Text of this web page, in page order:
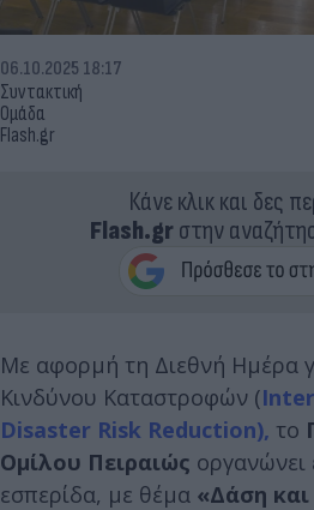
Συντακτική
Ομάδα
Flash.gr
06.10.2025 18:17
Κάνε κλικ και δες
Flash.grστην
Με αφορμή τη Διεθνή Ημέρα
Κινδύνου Καταστροφών (
Disaster Risk Reduction), το
Ομίλου Πειραιώς οργανώνει
εσπερίδα, με θέμα «Δάση